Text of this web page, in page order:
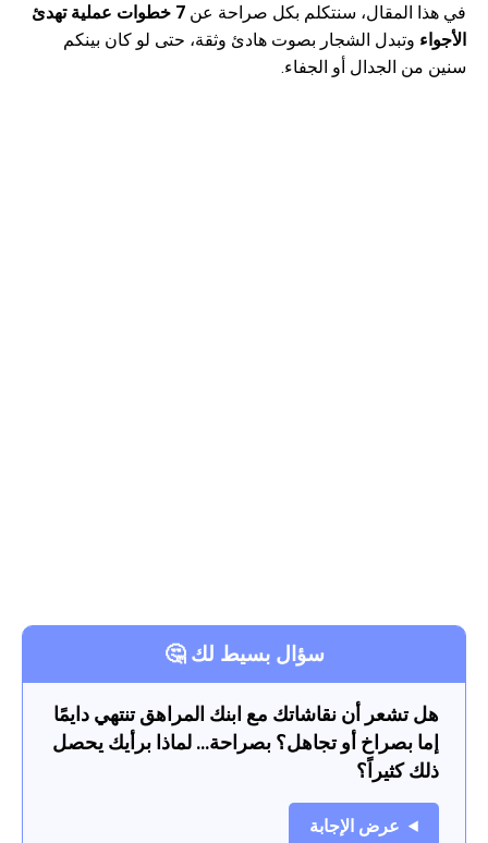
في هذا المقال، سنتكلم بكل صراحة عن
7 خطوات عملية تهدئ
الأجواء وتبدل الشجار بصوت هادئ وثقة، حتى لو كان بينكم
سنين من الجدال أو الجفاء.
سؤال بسيط لك 🤔
هل تشعر أن نقاشاتك مع ابنك المراهق تنتهي دايمًا
إما بصراخ أو تجاهل؟ بصراحة… لماذا برأيك يحصل
ذلك كثيراً؟
عرض الإجابة